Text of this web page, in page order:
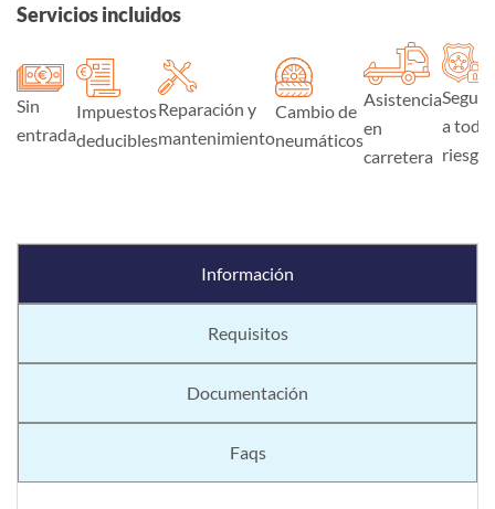
Servicios incluidos
Sin
entrada
Impuestos
deducibles
Reparación y
mantenimiento
Cambio de
neumáticos
Asistencia
en
carretera
Seguro
a todo
riesgo
Información
Requisitos
Documentación
Faqs